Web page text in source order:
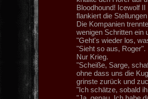
Bloodhound! Icewolf
flankiert die
Die Kompanien
wenigen Schritten ein
"Geht's wieder los,
"Sieht so aus,
Nur Krieg.
"Scheiße, Sarge,
ohne dass uns die
grinste zurück und
"Ich schätze, sobald